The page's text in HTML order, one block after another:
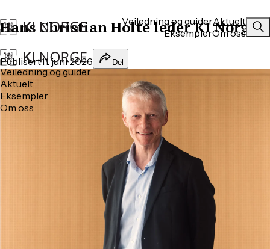
Veiledning og guiderAktuelt
EksemplerOm oss
Veiledning og guider
Aktuelt
Eksempler
Om oss
Hans Christian Holte leder KI Norge
Publisert11. juni 2026 Del